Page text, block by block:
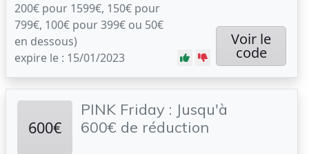
200€ pour 1599€, 150€ pour
799€, 100€ pour 399€ ou 50€
en dessous)
expire le : 15/01/2023
Voir le
code
600€
PINK Friday : Jusqu'à
600€ de réduction